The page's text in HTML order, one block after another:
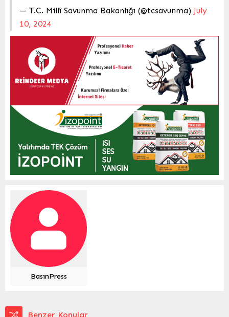
— T.C. Millî Savunma Bakanlığı (@tcsavunma) July
10, 2024
BasınPress
Benzer Konular